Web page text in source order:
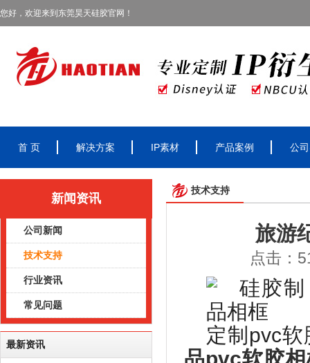
您好，欢迎来到东莞昊天硅胶官网！
首 页 解决方案 IP素材 产品案例 公
新闻资讯
公司新闻
技术支持
行业资讯
常见问题
最新资讯
技术支持
旅游
点击：
定制 pvc软